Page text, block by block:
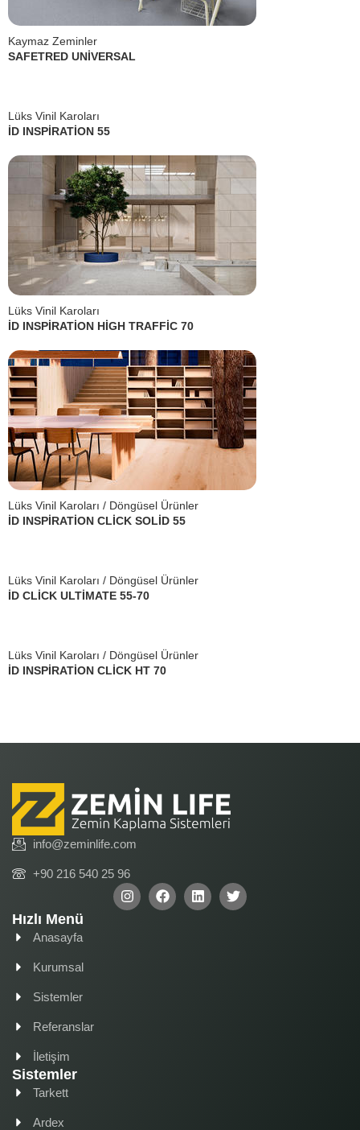
Kaymaz Zeminler
SAFETRED UNİVERSAL
Lüks Vinil Karoları
İD INSPİRATİON 55
Lüks Vinil Karoları
İD INSPİRATİON HİGH TRAFFİC 70
Lüks Vinil Karoları / Döngüsel Ürünler
İD INSPİRATİON CLİCK SOLİD 55
Lüks Vinil Karoları / Döngüsel Ürünler
İD CLİCK ULTİMATE 55-70
Lüks Vinil Karoları / Döngüsel Ürünler
İD INSPİRATİON CLİCK HT 70
info@zeminlife.com
+90 216 540 25 96
Hızlı Menü
Anasayfa
Kurumsal
Sistemler
Referanslar
İletişim
Sistemler
Tarkett
Ardex